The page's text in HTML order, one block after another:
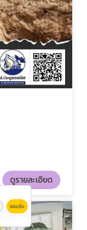
ดูรายละเอียด
ยอมรับ